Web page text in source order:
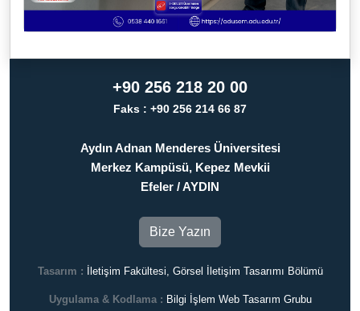
+90 256 218 20 00
Faks : +90 256 214 66 87
Aydın Adnan Menderes Üniversitesi
Merkez Kampüsü, Kepez Mevkii
Efeler / AYDIN
Bize Yazın
Tasarım : İletişim Fakültesi, Görsel İletişim Tasarımı Bölümü
Uygulama & Kodlama : Bilgi İşlem Web Tasarım Grubu